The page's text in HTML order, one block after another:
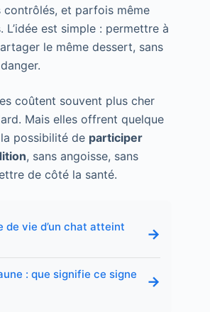
contrôlés, et parfois même
L’idée est simple : permettre à
le même dessert, sans
coûtent souvent plus cher
Mais elles offrent quelque
possibilité de participer
, sans angoisse, sans
de côté la santé.
de vie d’un chat atteint
→
: que signifie ce signe
→